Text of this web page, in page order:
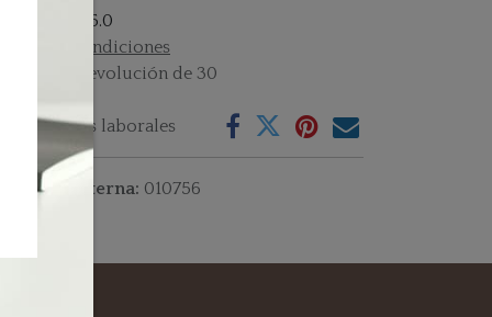
: 55.0
y condiciones
de devolución de 30
2-3 días laborales
interna: 010756